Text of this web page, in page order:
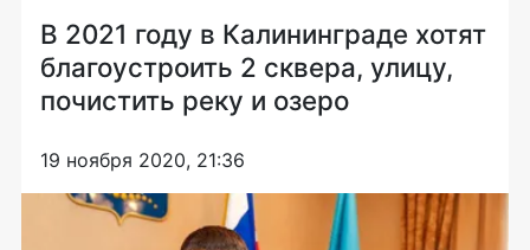
В 2021 году в Калининграде хотят
благоустроить 2 сквера, улицу,
почистить реку и озеро
19 ноября 2020, 21:36